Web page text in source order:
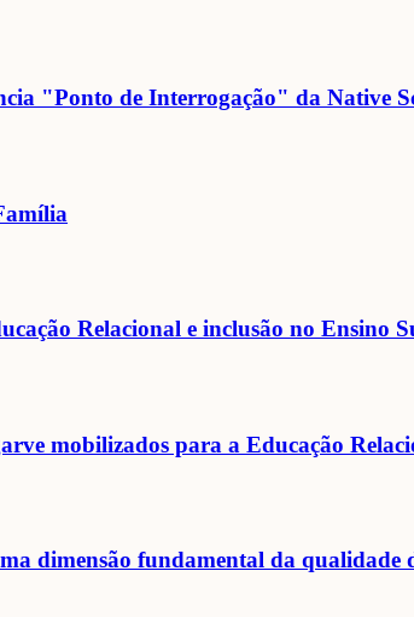
"Ponto de Interrogação" da Native
Relacional e inclusão no Ensino
mobilizados para a Educação
dimensão fundamental da qualidade